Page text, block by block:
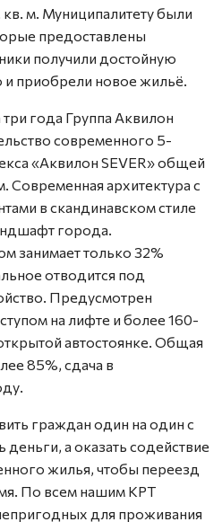
м. Муниципалитету были
предоставлены
получили достойную
приобрели новое жильё.
года Группа Аквилон
современного 5-
«Аквилон SEVER» общей
архитектура с
в скандинавском стиле
города.
занимает только 32%
отводится под
Предусмотрен
на лифте и более 160-
автостоянке. Общая
85%, сдача в
граждан один на один с
деньги, а оказать содействие
жилья, чтобы переезд
По всем нашим КРТ
для проживания